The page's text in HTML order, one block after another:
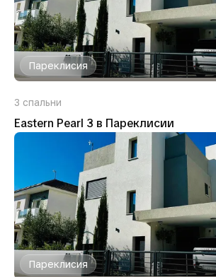
Пареклисия
3 спальни
Eastern Pearl 3 в Пареклисии
Пареклисия